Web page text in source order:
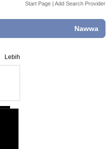
Start Page | Add Search Provider
Nawwa
Lebih